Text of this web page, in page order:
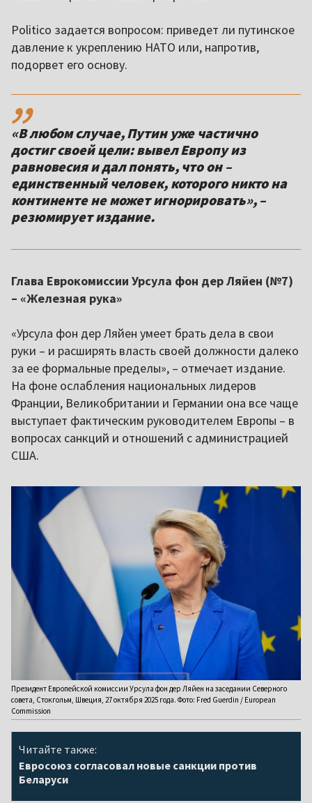
Politico задается вопросом: приведет ли путинское
давление к укреплению НАТО или, напротив,
подорвет его основу.
,,
«В любом случае, Путин уже частично
достиг своей цели: вывел Европу из
равновесия и дал понять, что он –
единственный человек, которого никто на
континенте не может игнорировать», –
резюмирует издание.
Глава Еврокомиссии Урсула фон дер Ляйен (№7)
– «Железная рука»
«Урсула фон дер Ляйен умеет брать дела в свои
руки – и расширять власть своей должности далеко
за ее формальные пределы», – отмечает издание.
На фоне ослабления национальных лидеров
Франции, Великобритании и Германии она все чаще
выступает фактическим руководителем Европы – в
вопросах санкций и отношений с администрацией
США.
Президент Европейской комиссии Урсула фон дер Ляйен на заседании Северного
совета, Стокгольм, Швеция, 27 октября 2025 года. Фото: Fred Guerdin / European
Commission
Читайте также:
Евросоюз согласовал новые санкции против
Беларуси